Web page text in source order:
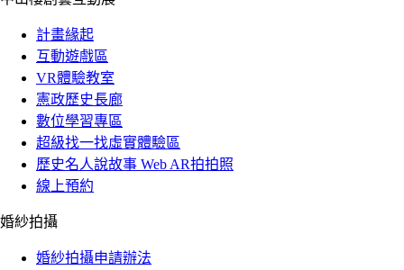
計畫緣起
互動遊戲區
VR體驗教室
憲政歷史長廊
數位學習專區
超級找一找虛實體驗區
歷史名人說故事 Web AR拍拍照
線上預約
婚紗拍攝
婚紗拍攝申請辦法